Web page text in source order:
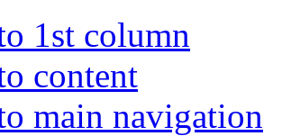
1st column
content
main navigation